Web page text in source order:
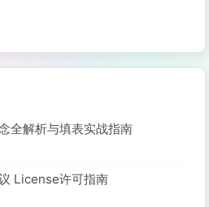
全解析与填表实战指南
License许可指南